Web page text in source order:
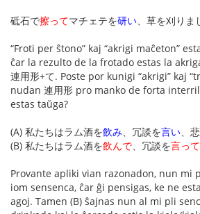
砥石で擦ってマチェテを研い、草を刈りま
“Froti per ŝtono” kaj “akrigi maĉeton”
ĉar la rezulto de la frotado estas la
連用形+て. Poste por kunigi “akrigi” kaj
nudan 連用形 pro manko de forta
estas taŭga?
(A) 私たちはラム酒を飲み、冗談を言い、
(B) 私たちはラム酒を飲んで、冗談を言って
Provante apliki vian razonadon, nun mi
iom sensenca, ĉar ĝi pensigas, ke ne
agoj. Tamen (B) ŝajnas nun al mi pli